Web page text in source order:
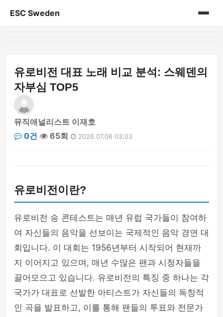
ESC Sweden
유로비전 대표 노래 비교 분석: 스웨덴의
자부심 TOP5
뮤직애널리스트 이재호
0건
65회 2026.07.06 03:03
유로비전이란?
유로비전 송 콘테스트는 매년 유럽 국가들이 참여하
여 자신들의 음악을 선보이는 국제적인 음악 경연 대
회입니다. 이 대회는 1956년부터 시작되어 현재까
지 이어지고 있으며, 매년 수많은 팬과 시청자들을
끌어모으고 있습니다. 유로비전의 특징 중 하나는 각
국가가 대표로 선발한 아티스트가 자신들의 독창적
인 곡을 발표하고, 이를 통해 팬들의 투표와 전문가